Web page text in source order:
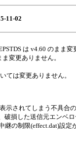
11-02
は v4.60 のまま変
変更ありません。
ては変更ありません。
されてしまう不具合の
損した送信元エンベロ
の制限(effect.dat)設